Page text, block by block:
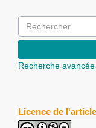
Recherche avancée
Licence de l'article